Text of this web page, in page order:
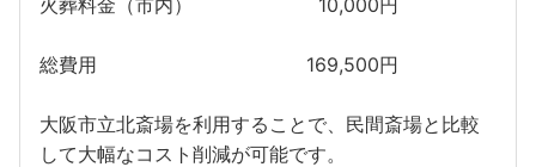
火葬料金（市内）
10,000円
総費用 169,500円
大阪市立北斎場を利用することで、民間斎場と比較
して大幅なコスト削減が可能です。